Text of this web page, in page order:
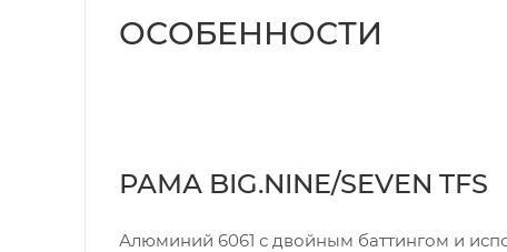
ОСОБЕННОСТИ
РАМА BIG.NINE/SEVEN TFS
Алюминий 6061 с двойным баттингом и